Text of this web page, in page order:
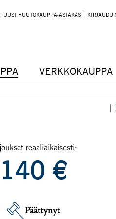
UUSI HUUTOKAUPPA-ASIAKAS KIRJAUDU
VERKKOKAUPPA
reaaliaikaisesti:
140 €
Päättynyt